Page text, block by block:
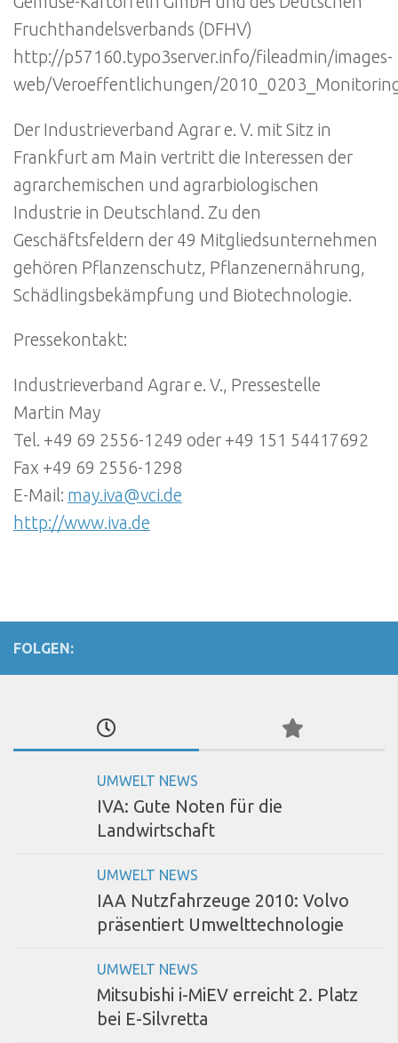
Fruchthandelsverbands (DFHV)
http://p57160.typo3server.info/fileadmin/images-
web/Veroeffentlichungen/
Der Industrieverband Agrar e. V. mit Sitz in
Frankfurt am Main vertritt die Interessen der
agrarchemischen und agrarbiologischen
Industrie in Deutschland. Zu den
Geschäftsfeldern der 49 Mitgliedsunternehmen
gehören Pflanzenschutz, Pflanzenernährung,
Schädlingsbekämpfung und Biotechnologie.
Pressekontakt:
Industrieverband Agrar e. V., Pressestelle
Martin May
Tel. +49 69 2556-1249 oder +49 151 54417692
Fax +49 69 2556-1298
E-Mail: may.iva@vci.de
http://www.iva.de
FOLGEN:
UMWELT NEWS
IVA: Gute Noten für die
Landwirtschaft
UMWELT NEWS
IAA Nutzfahrzeuge 2010: Volvo
präsentiert Umwelttechnologie
UMWELT NEWS
Mitsubishi i-MiEV erreicht 2. Platz
bei E-Silvretta